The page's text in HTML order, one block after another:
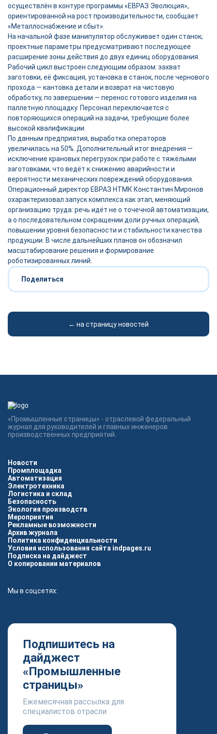
осуществлён в контуре программы «ЕВРАЗ Эволюция»,
ориентированной на рост производительности, сообщает
«Металлоснабжение и сбыт».
На начальной фазе манипулятор обслуживает один станок;
проектные параметры предусматривают последующее
расширение зоны действия до двух единиц оборудования.
Рабочий цикл выстроен следующим образом: захват
заготовки, её фиксация, установка в станок, после чернового
прохода — кантовка детали и возврат на чистовую
обработку, по завершении — перенос готового изделия на
паллетную площадку. Персонал переключается с
повторяющихся операций на задачи, требующие более
высокой квалификации.
По данным предприятия, выработка операторов
увеличилась на 50%. Дополнительный итог внедрения —
исключение крановых перегрузок при работе с тяжёлыми
заготовками, что ведёт к снижению аварийности и
вероятности механических повреждений оборудования.
Операционный директор ЕВРАЗ НТМК Константин Миронов
охарактеризовал запуск комплекса как этап, меняющий
организацию труда: речь идёт не о точечной автоматизации,
а о последовательном сокращении доли ручных операций,
повышении уровня безопасности и стабильности качества
продукции. В числе дальнейших планов он обозначил
масштабирование решения и формирование
роботизированных линий.
Поделиться
← на страницу новостей
Новости
Промплощадка
Автоматизация
Электротехника
Логистика и склад
Безопасность
Экология производств
Мероприятия
Рекламные возможности
Архив журнала
Политика конфиденциальности
Условия использования сайта indpages.ru
Подписка на дайджест
О копировании материалов
Мы в соцсетях:
Подпишитесь на
дайджест
«Промышленные
страницы»
Ежемесячная рассылка для
специалистов отрасли
«Промышленные страницы» - отраслевой федеральный
журнал для руководителей и главных инженеров
производственных предприятий.